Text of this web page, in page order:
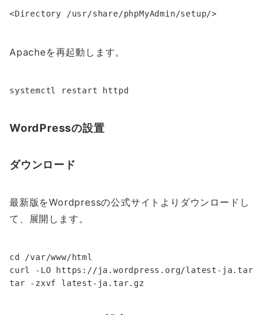
Apacheを再起動します。
WordPressの設置
ダウンロード
最新版をWordpressの公式サイトよりダウンロードし
て、展開します。
cd /var/www/html
curl -LO https://ja.wordpress.org/latest-